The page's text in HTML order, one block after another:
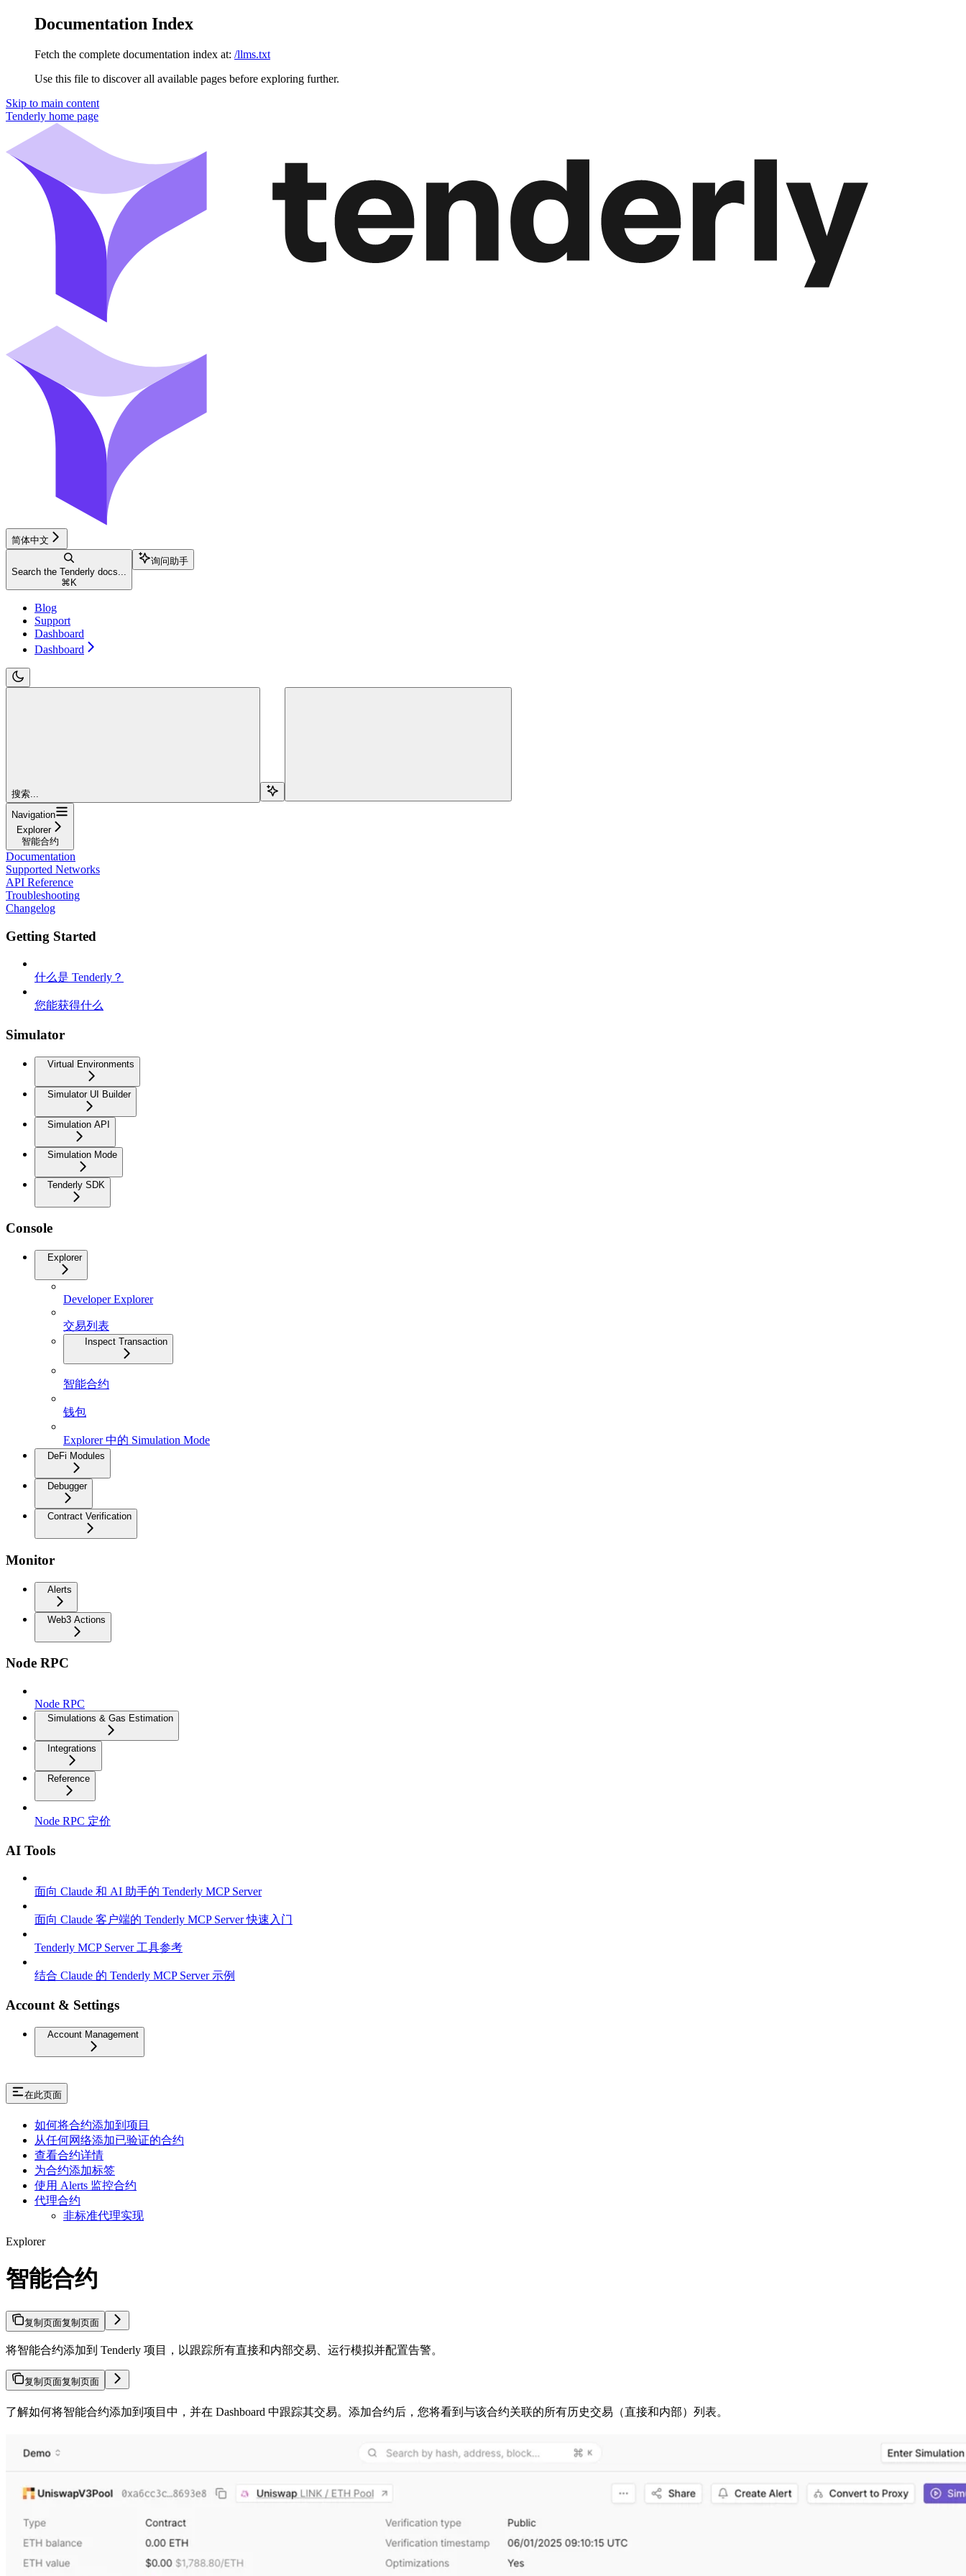
Documentation Index
Fetch the complete documentation index at: /llms.txt
Use this file to discover all available pages before exploring further.
Skip to main content
Tenderly home page
简体中文
Search the Tenderly docs...
⌘ K
询问助手
Blog
Support
Dashboard
Dashboard
搜索...
Navigation
Explorer
智能合约
Documentation
Supported Networks
API Reference
Troubleshooting
Changelog
Getting Started
什么是 Tenderly？
您能获得什么
Simulator
Virtual Environments
Simulator UI Builder
Simulation API
Simulation Mode
Tenderly SDK
Console
Explorer
Developer Explorer
交易列表
Inspect Transaction
智能合约
钱包
Explorer 中的 Simulation Mode
DeFi Modules
Debugger
Contract Verification
Monitor
Alerts
Web3 Actions
Node RPC
Node RPC
Simulations & Gas Estimation
Integrations
Reference
Node RPC 定价
AI Tools
面向 Claude 和 AI 助手的 Tenderly MCP Server
面向 Claude 客户端的 Tenderly MCP Server 快速入门
Tenderly MCP Server 工具参考
结合 Claude 的 Tenderly MCP Server 示例
Account & Settings
Account Management
在此页面
如何将合约添加到项目
从任何网络添加已验证的合约
查看合约详情
为合约添加标签
使用 Alerts 监控合约
代理合约
非标准代理实现
Explorer
智能合约
复制页面复制页面
将智能合约添加到 Tenderly 项目，以跟踪所有直接和内部交易、运行模拟并配置告警。
复制页面复制页面
了解如何将智能合约添加到项目中，并在 Dashboard 中跟踪其交易。添加合约后，您将看到与该合约关联的所有历史交易（直接和内部）列表。